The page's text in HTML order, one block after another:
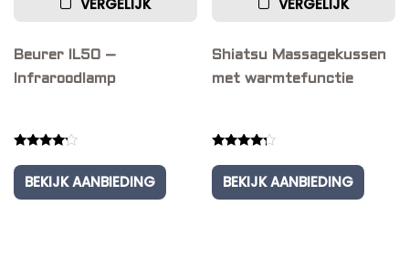
VERGELIJK
Beurer IL50 –
Infraroodlamp
4.00
out of 5
BEKIJK AANBIEDING
VERGELIJK
Shiatsu Massagekussen
met warmtefunctie
4.00
out of 5
BEKIJK AANBIEDING